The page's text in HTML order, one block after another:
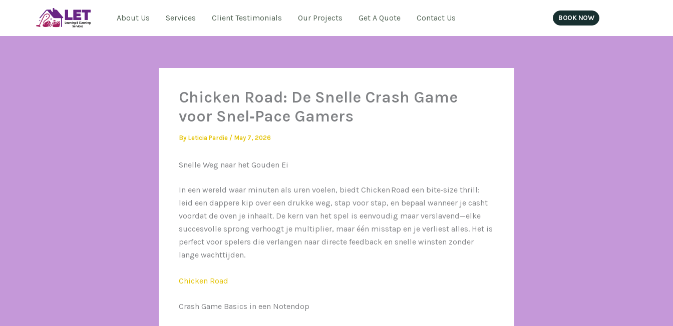
About Us Services Client Testimonials Our Projects Get A Quote Contact Us BOOK NOW
Chicken Road: De Snelle Crash Game
voor Snel‑Pace Gamers
By Leticia Pardie / May 7, 2026
Snelle Weg naar het Gouden Ei
In een wereld waar minuten als uren voelen, biedt Chicken Road een bite‑size thrill:
leid een dappere kip over een drukke weg, stap voor stap, en bepaal wanneer je casht
voordat de oven je inhaalt. De kern van het spel is eenvoudig maar verslavend—elke
succesvolle sprong verhoogt je multiplier, maar één misstap en je verliest alles. Het is
perfect voor spelers die verlangen naar directe feedback en snelle winsten zonder
lange wachttijden.
Chicken Road
Crash Game Basics in een Notendop